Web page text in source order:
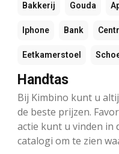
Bakkerij Gouda
Iphone Bank
Eetkamerstoel
Handtas
Bij Kimbino kunt u
de beste prijzen.
actie kunt u vinden in
catalogi om te zien